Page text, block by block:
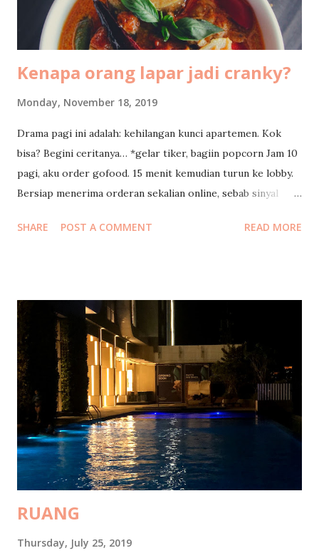
khusus? Apakah rumah yang sekara...
Kenapa orang lapar jadi cranky?
Monday, November 18, 2019
Drama pagi ini adalah: kehilangan kunci apartemen. Kok
bisa? Begini ceritanya… *gelar tiker, bagiin popcorn Jam 10
pagi, aku order gofood. 15 menit kemudian turun ke lobby.
Bersiap menerima orderan sekalian online, sebab sinyal
belum juga datang. Sebenernya udah mulai kelaparan dan
menyerahkan makanan, dan aku bergegas ke lift menuju
kamar. Di situ baru sadar, kunci dan kartu aksesnya mana?
Aku balik lagi ke sofa tempat menunggu tadi, ngga ada juga
di sana. Perasaan pas turun tadi bawa kunci akses deh? Ah
tapi mungkin memang ketinggalan di kamar, kan untuk ke
GF memang bisa tanpa kunci akses. Mencoba naik lift tanpa
akses nebeng penghuni lain, ternyata kalau beda lantai tetap
ngga bisa. Akhirnya turun lagi, menuju ke resepsionis minta
bantuan. Sampai sa...
SHARE POST A COMMENT READ MORE
RUANG
Thursday, July 25, 2019